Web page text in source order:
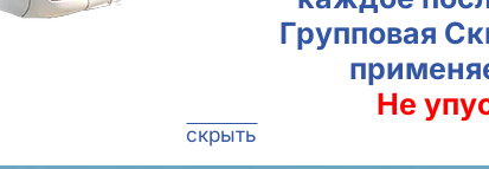
Групповая
Не
скрыть